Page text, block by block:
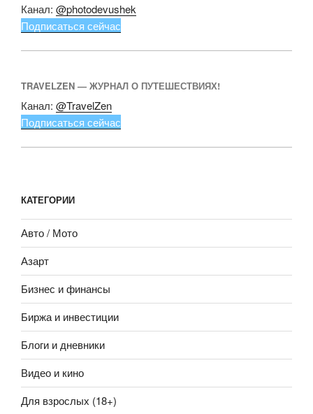
Канал: @photodevushek
Подписаться сейчас
TRAVELZEN — ЖУРНАЛ О ПУТЕШЕСТВИЯХ!
Канал: @TravelZen
Подписаться сейчас
КАТЕГОРИИ
Авто / Мото
Азарт
Бизнес и финансы
Биржа и инвестиции
Блоги и дневники
Видео и кино
Для взрослых (18+)